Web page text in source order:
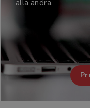
alla andra.